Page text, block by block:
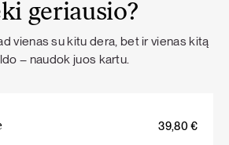
geriausio?
vienas su kitu dera, bet ir vienas kitą
– naudok juos kartu.
39,80€